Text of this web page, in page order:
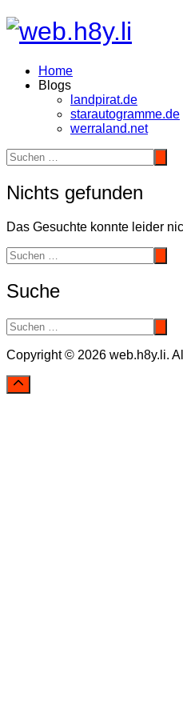
Zum
Inhalt
Home
Blogs
landpirat.de
starautogramme.de
werraland.net
Nichts gefunden
Das Gesuchte konnte leider
Suche
Copyright © 2026 web.h8y.li.